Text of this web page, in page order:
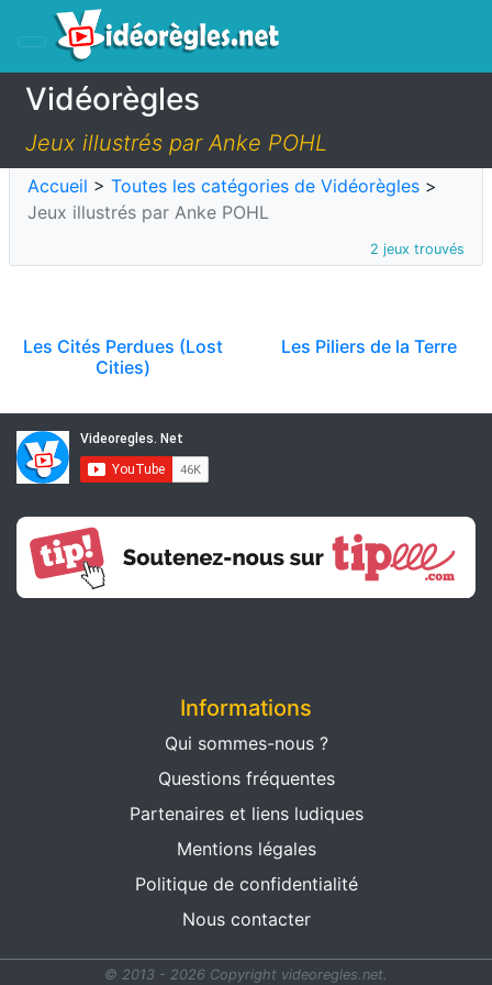
Vidéorègles
Jeux illustrés par Anke POHL
Accueil > Toutes les catégories de Vidéorègles >
Jeux illustrés par Anke POHL
2 jeux trouvés
Les Cités Perdues (Lost
Cities)
Les Piliers de la Terre
Informations
Qui sommes-nous ?
Questions fréquentes
Partenaires et liens ludiques
Mentions légales
Politique de confidentialité
Nous contacter
© 2013 - 2026 Copyright videoregles.net.